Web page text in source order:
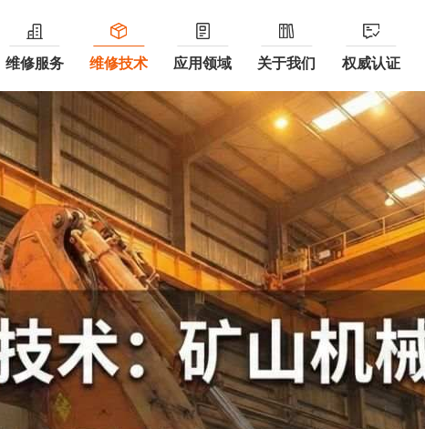
维修服务 维修技术 应用领域 关于我们 权威认证